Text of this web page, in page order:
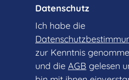
Datenschutz
Ich habe die
zur Kenntnis
und die AGB gelesen